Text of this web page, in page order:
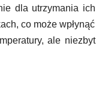
dla utrzymania ich
co może wpłynąć
ale niezbyt